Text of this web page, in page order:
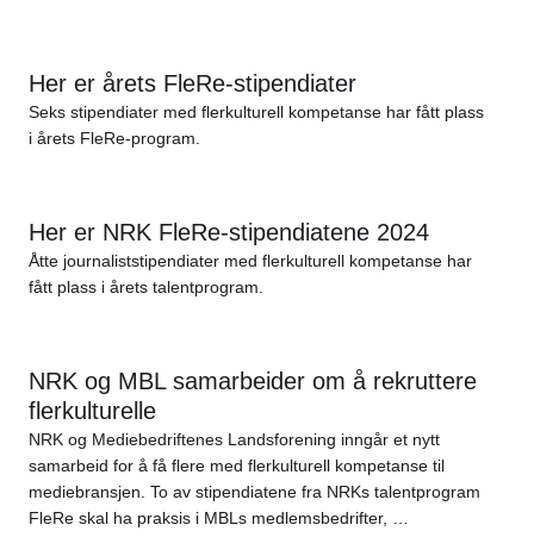
Her er årets FleRe-stipendiater
Seks stipendiater med flerkulturell kompetanse har fått plass
i årets FleRe-program.
Her er NRK FleRe-stipendiatene 2024
Åtte journaliststipendiater med flerkulturell kompetanse har
fått plass i årets talentprogram.
NRK og MBL samarbeider om å rekruttere
flerkulturelle
NRK og Mediebedriftenes Landsforening inngår et nytt
samarbeid for å få flere med flerkulturell kompetanse til
mediebransjen. To av stipendiatene fra NRKs talentprogram
FleRe skal ha praksis i MBLs medlemsbedrifter, …